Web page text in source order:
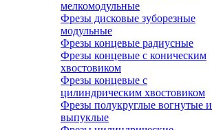
мелкомодульные
Фрезы дисковые зуборезные
модульные
Фрезы концевые радиусные
Фрезы концевые с коническим
хвостовиком
Фрезы концевые с
цилиндрическим хвостовиком
Фрезы полукруглые вогнутые и
выпуклые